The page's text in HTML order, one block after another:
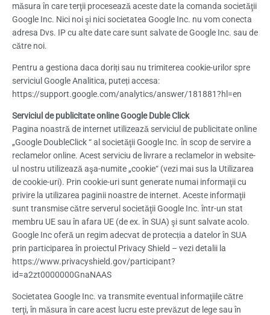
măsura în care terţii procesează aceste date la comanda societăţii
Google Inc. Nici noi şi nici societatea Google Inc. nu vom conecta
adresa Dvs. IP cu alte date care sunt salvate de Google Inc. sau de
către noi.
Pentru a gestiona daca doriți sau nu trimiterea cookie-urilor spre
serviciul Google Analitica, puteți accesa:
https://support.google.com/analytics/answer/181881?hl=en
Serviciul de publicitate online Google Duble Click
Pagina noastră de internet utilizează serviciul de publicitate online
„Google DoubleClick “ al societăţii Google Inc. în scop de servire a
reclamelor online. Acest serviciu de livrare a reclamelor in website-
ul nostru utilizează aşa-numite „cookie“ (vezi mai sus la Utilizarea
de cookie-uri). Prin cookie-uri sunt generate numai informaţii cu
privire la utilizarea paginii noastre de internet. Aceste informaţii
sunt transmise către serverul societăţii Google Inc. într-un stat
membru UE sau în afara UE (de ex. în SUA) şi sunt salvate acolo.
Google Inc oferă un regim adecvat de protecția a datelor în SUA
prin participarea în proiectul Privacy Shield – vezi detalii la
https://www.privacyshield.gov/participant?
id=a2zt0000000GnaNAAS
Societatea Google Inc. va transmite eventual informaţiile către
terţi, în măsura în care acest lucru este prevăzut de lege sau în